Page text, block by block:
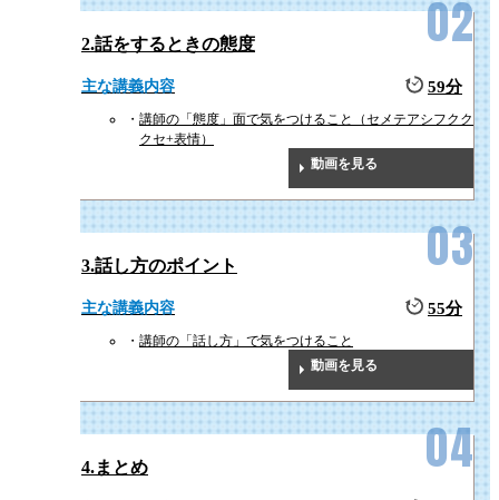
2.話をするときの態度
主な講義内容 59分
講師の「態度」面で気をつけること（セメテアシフクク
クセ+表情）
動画を見る
3.話し方のポイント
主な講義内容 55分
講師の「話し方」で気をつけること
動画を見る
4.まとめ